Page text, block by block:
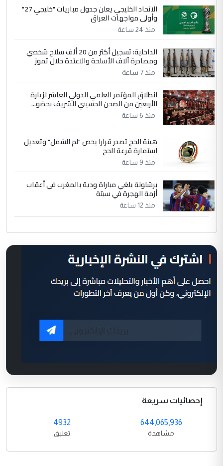
الاتحاد الخليجي يعلن جدول مباريات "خليجي 27"
وأولى مواجهات العراق
منذ 24 ساعة
الداخلية: تسجيل أكثر من 20 ألف سلاح شخصي
ومصادرة آلاف الأسلحة والاعتدة خلال تموز
منذ 7 ساعة
انطلاق المؤتمر العلمي الدولي العاشر لزيارة
الأربعين من الصحن الحسيني الشريف بحضو...
منذ 6 ساعة
هيئة الحج تصدر قرارا يخص "لم الشمل" وتعديل
استمارة قرعة الحج
منذ 9 ساعة
برشلونة يلغي مباراة ودية بالمغرب في أعقاب
أزمة الهجرة في سبتة
منذ 12 ساعة
إحصائيات سريعة
644,065,936
مشاهدة
4932
تعليق